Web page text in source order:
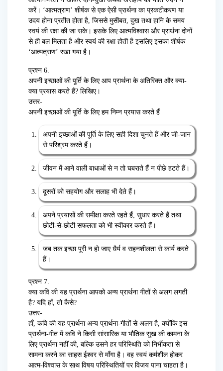
करें। ‘आत्मत्राण’ शीर्षक से एक ऐसी प्रार्थना का प्रकटीकरण या
उदय होना प्रतीत होता है, जिससे मुसीबत, दुख तथा हानि के समय
स्वयं की रक्षा की जा सके। इसके लिए आत्मविश्वास और प्रार्थना दोनों
से ही बल मिलता है और स्वयं की रक्षा होती है इसलिए इसका शीर्षक
‘आत्मत्राण’ रखा गया है।
प्रश्न 6.
अपनी इच्छाओं की पूर्ति के लिए आप प्रार्थना के अतिरिक्त और क्या-
क्या प्रयास करते हैं? लिखिए।
उत्तर-
अपनी इच्छाओं की पूर्ति के लिए हम निम्न प्रयास करते हैं
अपनी इच्छाओं की पूर्ति के लिए सही दिशा चुनते हैं और जी-जान
से परिश्रम करते हैं।
जीवन में आने वाली बाधाओं से न तो घबराते हैं न पीछे हटते हैं।
दूसरों को सहयोग और सलाह भी देते हैं।
अपने प्रयासों की समीक्षा करते रहते हैं, सुधार करते हैं तथा
छोटी-से-छोटी सफलता को भी स्वीकार करते हैं।
जब तक इच्छा पूरी न हो जाए धैर्य व सहनशीलता से कार्य करते
हैं।
प्रश्न 7.
क्या कवि की यह प्रार्थना आपको अन्य प्रार्थना गीतों से अलग लगती
है? यदि हाँ, तो कैसे?
उत्तर-
हाँ, कवि की यह प्रार्थना अन्य प्रार्थना-गीतों से अलग है, क्योंकि इस
प्रार्थना-गीत में कवि ने किसी सांसारिक या भौतिक सुख की कामना के
लिए प्रार्थना नहीं की, बल्कि उसने हर परिस्थिति को निर्भीकता से
सामना करने का साहस ईश्वर से माँगा है। वह स्वयं कर्मशील होकर
आत्म-विश्वास के साथ विषय परिस्थितियों पर विजय पाना चाहता है।